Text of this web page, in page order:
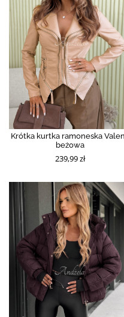
Krótka kurtka ramoneska
beżowa
239,99 zł